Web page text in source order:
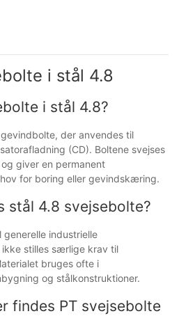
i stål 4.8
i stål 4.8?
der anvendes til
(CD). Boltene svejses
giver en permanent
for boring eller gevindskæring.
stål 4.8 svejsebolte?
industrielle
stilles særlige krav til
bruges ofte i
og stålkonstruktioner.
findes PT svejsebolte